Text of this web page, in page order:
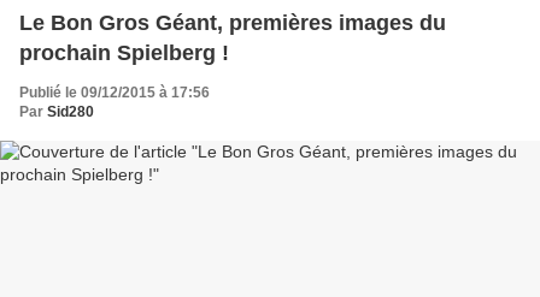
Le Bon Gros Géant, premières images du
prochain Spielberg !
Publié le 09/12/2015 à 17:56
Par Sid280